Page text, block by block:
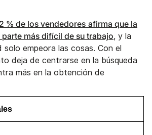
% de los vendedores afirma que la
más difícil de su trabajo, y la
empeora las cosas. Con el
deja de centrarse en la búsqueda
más en la obtención de